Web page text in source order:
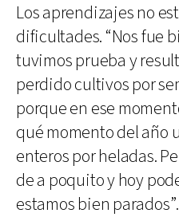
Los aprendizajes no
dificultades. “Nos fue
tuvimos prueba y
perdido cultivos por
porque en ese
qué momento del año
enteros por heladas.
de a poquito y hoy
estamos bien parados”.